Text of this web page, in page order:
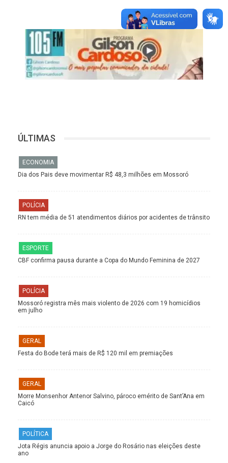
ÚLTIMAS
ECONOMIA
Dia dos Pais deve movimentar R$ 48,3 milhões em Mossoró
POLÍCIA
RN tem média de 51 atendimentos diários por acidentes de trânsito
ESPORTE
CBF confirma pausa durante a Copa do Mundo Feminina de 2027
POLÍCIA
Mossoró registra mês mais violento de 2026 com 19 homicídios
em julho
GERAL
Festa do Bode terá mais de R$ 120 mil em premiações
GERAL
Morre Monsenhor Antenor Salvino, pároco emérito de Sant’Ana em
Caicó
POLÍTICA
Jota Régis anuncia apoio a Jorge do Rosário nas eleições deste
ano